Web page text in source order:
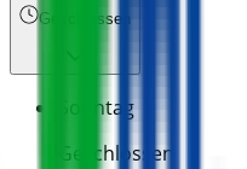
Geschlossen
Sonntag
Geschlossen